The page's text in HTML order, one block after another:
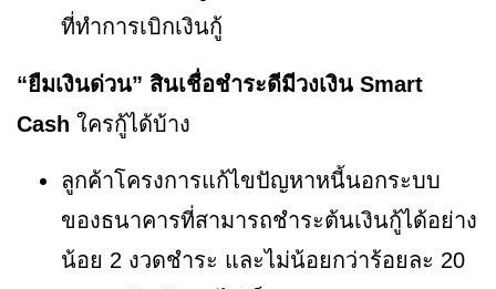
ที่ทำการเบิกเงินกู้
“ยืมเงินด่วน” สินเชื่อชำระดีมีวงเงิน Smart
Cash ใครกู้ได้บ้าง
ลูกค้าโครงการแก้ไขปัญหาหนี้นอกระบบ
ของธนาคารที่สามารถชำระต้นเงินกู้ได้อย่าง
น้อย 2 งวดชำระ และไม่น้อยกว่าร้อยละ 20